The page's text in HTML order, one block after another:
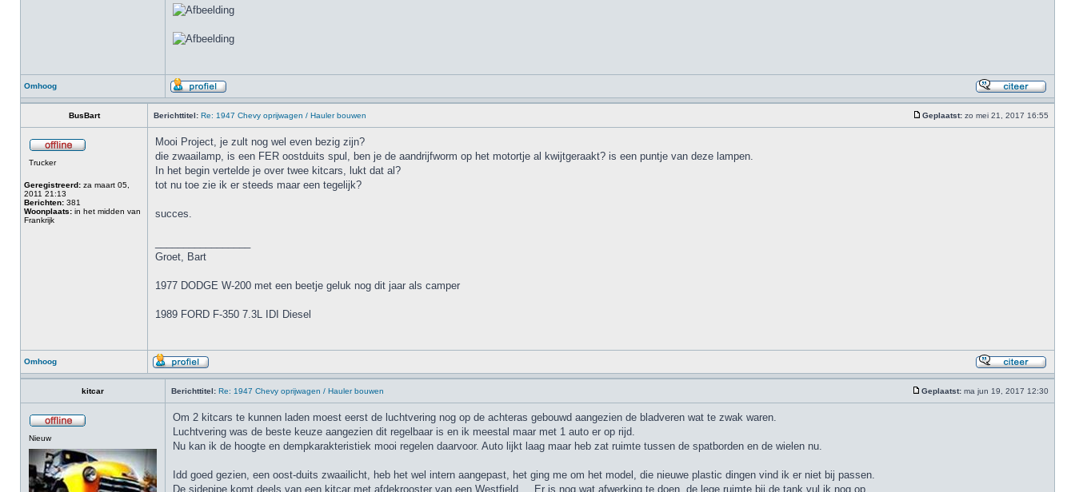
Omhoog
BusBart Berichttitel: Re: 1947 Chevy oprijwagen / Hauler bouwen Geplaatst: zo mei 21, 2017 16:55
Trucker
Geregistreerd: za maart 05,
2011 21:13
Berichten: 381
Woonplaats: in het midden van
Frankrijk
Mooi Project, je zult nog wel even bezig zijn?
die zwaailamp, is een FER oostduits spul, ben je de aandrijfworm op het motortje al kwijtgeraakt? is een puntje van deze lampen.
In het begin vertelde je over twee kitcars, lukt dat al?
tot nu toe zie ik er steeds maar een tegelijk?
succes.
Groet, Bart
1977 DODGE W-200 met een beetje geluk nog dit jaar als camper
1989 FORD F-350 7.3L IDI Diesel
Omhoog
kitcar Berichttitel: Re: 1947 Chevy oprijwagen / Hauler bouwen Geplaatst: ma jun 19, 2017 12:30
Nieuw
Om 2 kitcars te kunnen laden moest eerst de luchtvering nog op de achteras gebouwd aangezien de bladveren wat te zwak waren.
Luchtvering was de beste keuze aangezien dit regelbaar is en ik meestal maar met 1 auto er op rijd.
Nu kan ik de hoogte en dempkarakteristiek mooi regelen daarvoor. Auto lijkt laag maar heb zat ruimte tussen de spatborden en de wielen nu.
Idd goed gezien, een oost-duits zwaailicht, heb het wel intern aangepast, het ging me om het model, die nieuwe plastic dingen vind ik er niet bij passen.
De sidepipe komt deels van een kitcar met afdekrooster van een Westfield.... Er is nog wat afwerking te doen, de lege ruimte bij de tank vul ik nog op.